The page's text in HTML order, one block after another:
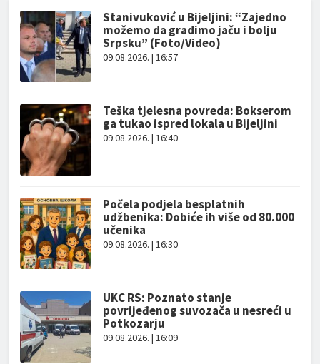
Stanivuković u Bijeljini: “Zajedno
možemo da gradimo jaču i bolju
Srpsku” (Foto/Video)
09.08.2026. | 16:57
Teška tjelesna povreda: Bokserom
ga tukao ispred lokala u Bijeljini
09.08.2026. | 16:40
Počela podjela besplatnih
udžbenika: Dobiće ih više od 80.000
učenika
09.08.2026. | 16:30
UKC RS: Poznato stanje
povrijeđenog suvozača u nesreći u
Potkozarju
09.08.2026. | 16:09